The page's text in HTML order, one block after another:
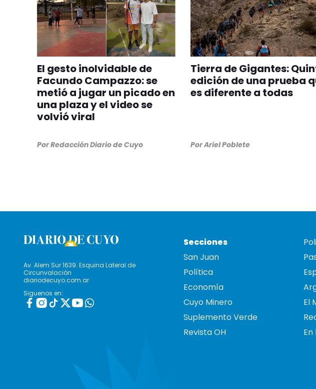
El gesto inolvidable de
Facundo Campazzo: se
metió a jugar un picado en
una plaza y el video se
volvió viral
PorRedacción Diario de Cuyo
Tierra de Gigantes:
edición de una prueba
es diferente a todas
PorAriel Poblete
Av. Alem Sur 1639. Esquina Lateral de
Circunvalación
diariodecuyo.com.ar
Siguenos en:
Secciones
San Juan
Política
Economía
Cuyo Minero
Suplemento Verde
Revista OH
El